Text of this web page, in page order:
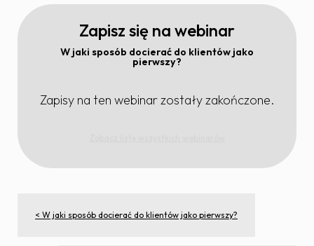
Zapisz się na webinar
W jaki sposób docierać do klientów jako
pierwszy?
Zapisy na ten webinar zostały zakończone.
< W jaki sposób docierać do klientów jako pierwszy?